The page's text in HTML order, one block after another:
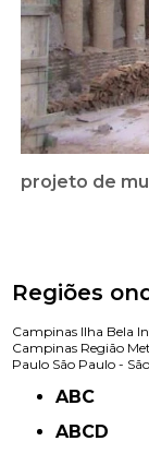
projeto de
Regiões
Campinas Ilha Bela
Campinas Região
Paulo São Paulo -
ABC
ABCD